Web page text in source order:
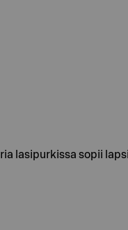
lasipurkissa sopii